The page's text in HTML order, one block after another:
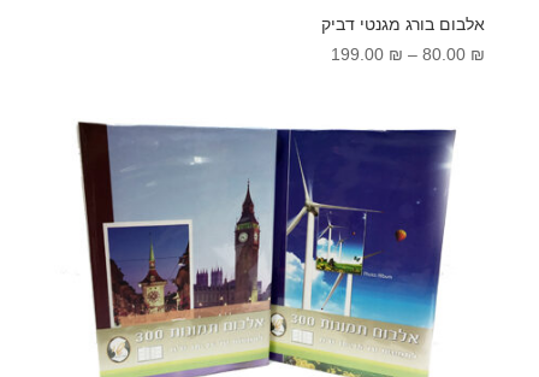
אלבום בורג מגנטי דביק
80.00 ₪
–
199.00 ₪
טווח
עד